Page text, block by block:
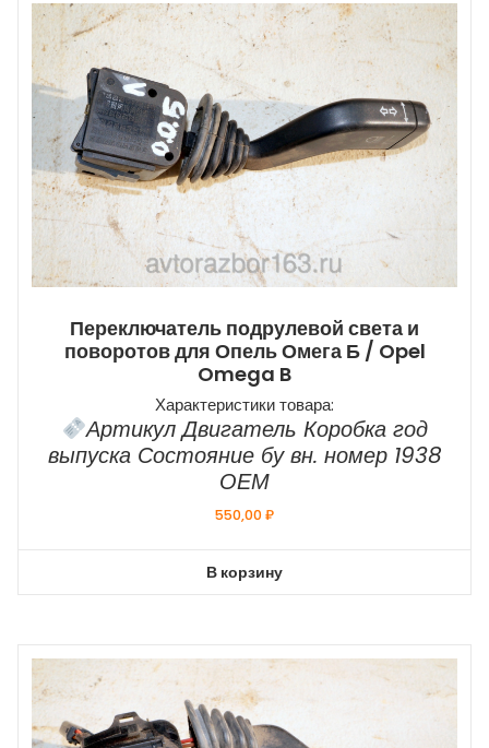
Переключатель подрулевой света и
поворотов для Опель Омега Б / Opel
Omega B
Характеристики товара:
Артикул Двигатель Коробка год
выпуска Состояние бу вн. номер 1938
ОЕМ
550,00₽
В корзину